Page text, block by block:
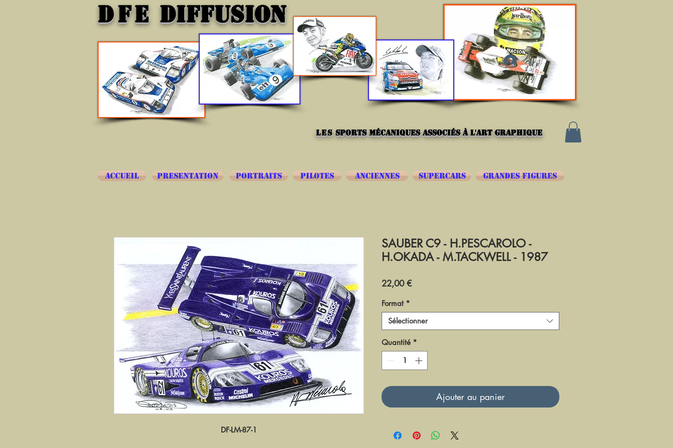
DFE DIFFUSION
Se connecter
lessports mécaniques associés à l'art graphique
DF-LM-87-1
SAUBER C9 - H.PESCAROLO -
H.OKADA - M.TACKWELL - 1987
22,00 €Prix
Format *
Sélectionner
Quantité *
Ajouter au panier
SUPERCARS
ANCIENNES
PILOTES
PORTRAITS
PRESENTATION
ACCUEIL GRANDES FIGURES